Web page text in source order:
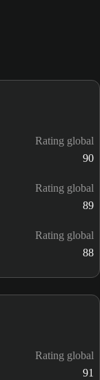
Rating global
90
Rating global
89
Rating global
88
Rating global
91